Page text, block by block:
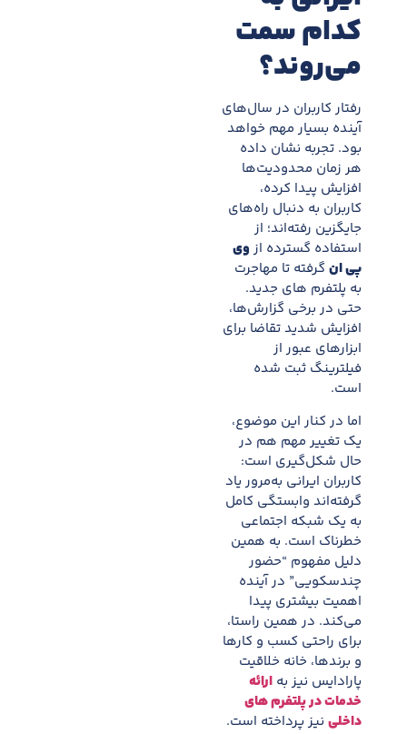
کدام سمت
می‌روند؟
رفتار کاربران در سال‌های
آینده بسیار مهم خواهد
بود. تجربه نشان داده
هر زمان محدودیت‌ها
افزایش پیدا کرده،
کاربران به دنبال راه‌های
جایگزین رفته‌اند؛ از
استفاده گسترده ازوی
پی ان گرفته تا مهاجرت
به پلتفرم های جدید.
حتی در برخی گزارش‌ها،
افزایش شدید تقاضا برای
ابزارهای عبور از
فیلترینگ ثبت شده
است.
اما در کنار این موضوع،
یک تغییر مهم هم در
حال شکل‌گیری است:
کاربران ایرانی به‌مرور یاد
گرفته‌اند وابستگی کامل
به یک شبکه اجتماعی
خطرناک است. به همین
دلیل مفهوم “حضور
چندسکویی” در آینده
اهمیت بیشتری پیدا
می‌کند. در همین راستا،
برای راحتی کسب و کارها
و برندها، خانه خلاقیت
پارادایس نیز به ارائه
خدمات در پلتفرم های
داخلی نیز پرداخته است.